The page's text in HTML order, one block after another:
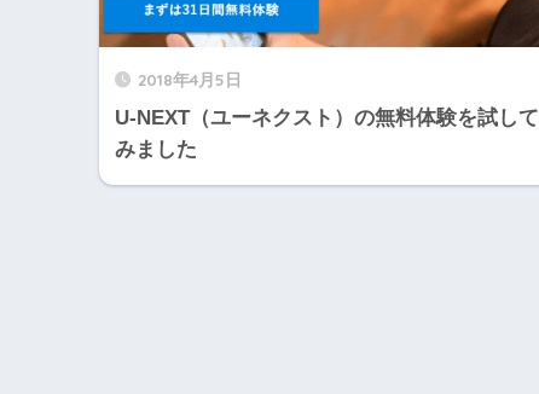
2018年4月5日
U-NEXT（ユーネクスト）の無料体験を試して
みました